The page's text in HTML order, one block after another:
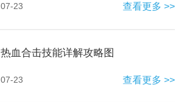
07-23 查看更多 >>
热血合击技能详解攻略图
07-23 查看更多 >>